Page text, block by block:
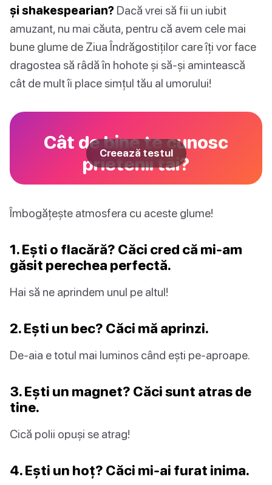
și shakespearian? Dacă vrei să fii un iubit
amuzant, nu mai căuta, pentru că avem cele mai
bune glume de Ziua Îndrăgostiților care îți vor face
dragostea să râdă în hohote și să-și amintească
cât de mult îi place simțul tău al umorului!
Cât de bine te cunosc
prietenii tăi?
Creează testul
Îmbogățește atmosfera cu aceste glume!
1. Ești o flacără? Căci cred că mi-am
găsit perechea perfectă.
Hai să ne aprindem unul pe altul!
2. Ești un bec? Căci mă aprinzi.
De-aia e totul mai luminos când ești pe-aproape.
3. Ești un magnet? Căci sunt atras de
tine.
Cică polii opuși se atrag!
4. Ești un hoț? Căci mi-ai furat inima.